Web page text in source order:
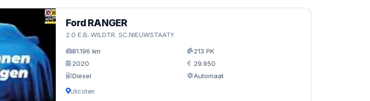
Ford RANGER
2.0 E.B. WILDTR. SC.NIEUWSTAAT!!
81.196 km
213 PK
2020
29.950
Diesel
Automaat
Ulicoten